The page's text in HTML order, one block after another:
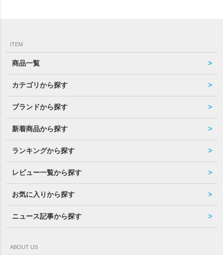
ITEM
商品一覧
カテゴリから探す
ブランドから探す
新着商品から探す
ランキングから探す
レビュー一覧から探す
お気に入りから探す
ニュース記事から探す
ABOUT US